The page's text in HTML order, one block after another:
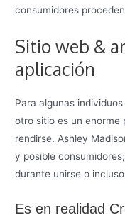
consumidores
Sitio web &
aplicación
Para algunas
otro sitio es un enorme
rendirse. Ashley
y posible
durante unirse o
Es en realidad